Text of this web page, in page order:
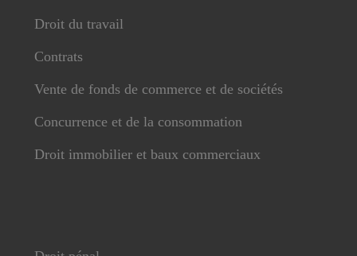
Droit du travail
Contrats
Vente de fonds de commerce et de sociétés
Concurrence et de la consommation
Droit immobilier et baux commerciaux